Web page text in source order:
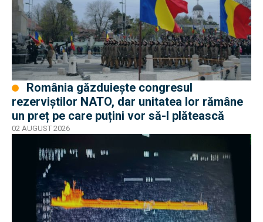
rezerviștilor NATO, dar unitatea lor rămâne
un preț pe care puțini vor să-l plătească
02 AUGUST 2026